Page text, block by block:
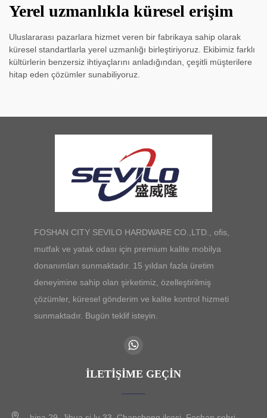
Yerel uzmanlıkla küresel erişim
Uluslararası pazarlara hizmet veren bir fabrikaya sahip olarak
küresel standartlarla yerel uzmanlığı birleştiriyoruz. Ekibimiz farklı
kültürlerin benzersiz ihtiyaçlarını anladığından, çeşitli müşterilere
hitap eden çözümler sunabiliyoruz.
FOSHAN CITY SEVILO HARDWARE CO.,LTD., ofis,
mutfak ve yatak odası için premium kalite mobilya
donanımları sunmaktadır. 15 yıldan fazla üretim
deneyimine sahip olan şirketimiz, özelleştirilmiş
çözümler, küresel gönderim ve kalite kontrol hizmeti
sunmaktadır. Bugün teklif isteyin.
İLETIŞIME GEÇIN